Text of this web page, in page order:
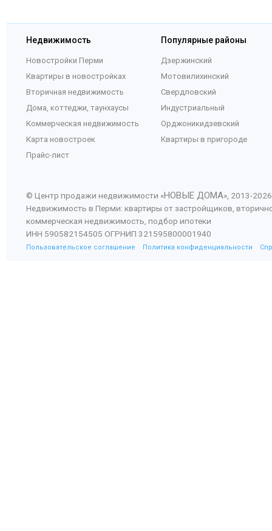
Недвижимость
Новостройки Перми
Квартиры в новостройках
Вторичная недвижимость
Дома, коттеджи, таунхаусы
Коммерческая недвижимость
Карта новостроек
Прайс-лист
Популярные районы
Дзержинский
Мотовилихинский
Свердловский
Индустриальный
Орджоникидзевский
Квартиры в пригороде
© Центр продажи недвижимости «НОВЫЕ ДОМА», 2013-2026
Недвижимость в Перми: квартиры от застройщиков,
коммерческая недвижимость, подбор ипотеки
ИНН 590582154505 ОГРНИП 321595800001940
Пользовательское соглашение Политика конфиденциальности